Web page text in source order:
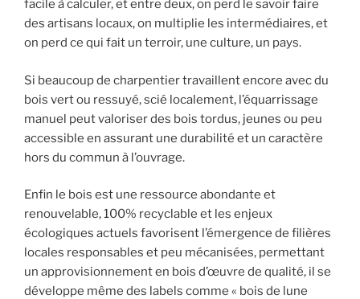
facile à calculer, et entre deux, on perd le savoir faire
des artisans locaux, on multiplie les intermédiaires, et
on perd ce qui fait un terroir, une culture, un pays.
Si beaucoup de charpentier travaillent encore avec du
bois vert ou ressuyé, scié localement, l’équarrissage
manuel peut valoriser des bois tordus, jeunes ou peu
accessible en assurant une durabilité et un caractère
hors du commun à l’ouvrage.
Enfin le bois est une ressource abondante et
renouvelable, 100% recyclable et les enjeux
écologiques actuels favorisent l’émergence de filières
locales responsables et peu mécanisées, permettant
un approvisionnement en bois d’œuvre de qualité, il se
développe même des labels comme « bois de lune